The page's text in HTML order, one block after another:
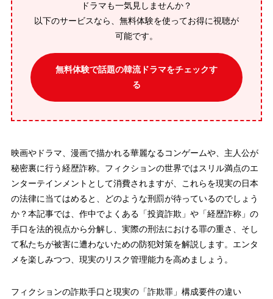
ドラマも一気見しませんか？
以下のサービスなら、無料体験を使ってお得に視聴が
可能です。
無料体験で話題の韓流ドラマをチェックす
る
映画やドラマ、漫画で描かれる華麗なるコンゲームや、主人公が
秘密裏に行う経歴詐称。フィクションの世界ではスリル満点のエ
ンターテインメントとして消費されますが、これらを現実の日本
の法律に当てはめると、どのような刑罰が待っているのでしょう
か？本記事では、作中でよくある「投資詐欺」や「経歴詐称」の
手口を法的視点から分解し、実際の刑法における罪の重さ、そし
て私たちが被害に遭わないための防犯対策を解説します。エンタ
メを楽しみつつ、現実のリスク管理能力を高めましょう。
フィクションの詐欺手口と現実の「詐欺罪」構成要件の違い